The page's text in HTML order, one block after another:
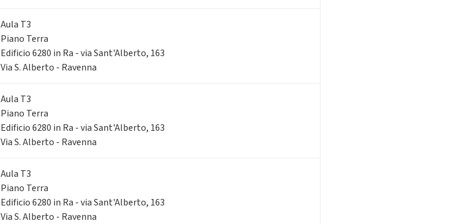
Aula T3
Piano Terra
Edificio 6280 in Ra - via Sant'Alberto, 163
Via S. Alberto - Ravenna
Aula T3
Piano Terra
Edificio 6280 in Ra - via Sant'Alberto, 163
Via S. Alberto - Ravenna
Aula T3
Piano Terra
Edificio 6280 in Ra - via Sant'Alberto, 163
Via S. Alberto - Ravenna